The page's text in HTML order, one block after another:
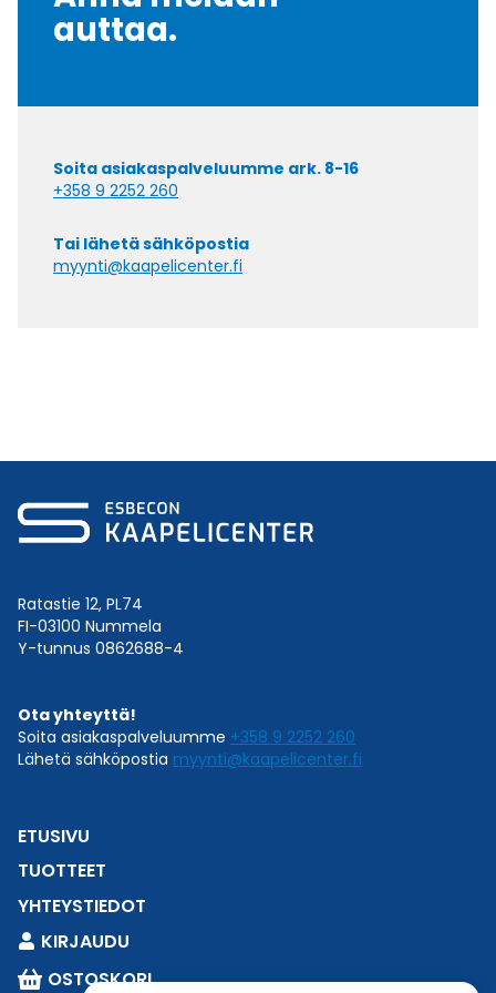
auttaa.
Soita asiakaspalveluumme ark. 8-16
+358 9 2252 260
Tai lähetä sähköpostia
myynti@kaapelicenter.fi
Ratastie 12, PL74
FI-03100 Nummela
Y-tunnus 0862688-4
Ota yhteyttä!
Soita asiakaspalveluumme +358 9 2252 260
Lähetä sähköpostia myynti@kaapelicenter.fi
ETUSIVU
TUOTTEET
YHTEYSTIEDOT
KIRJAUDU
OSTOSKORI